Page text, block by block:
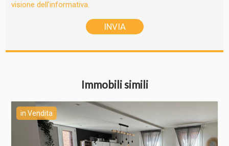
visione dell'informativa.
Immobili simili
in Vendita